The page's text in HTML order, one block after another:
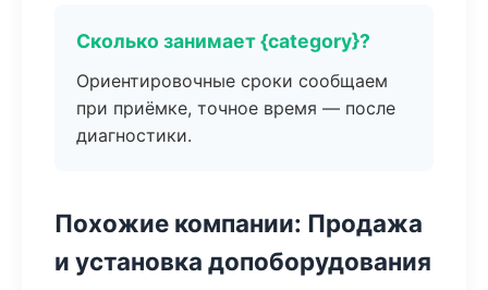
Сколько занимает {category}?
Ориентировочные сроки сообщаем
при приёмке, точное время — после
диагностики.
Похожие компании: Продажа
и установка допоборудования